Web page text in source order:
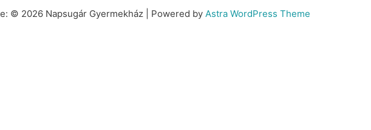
© 2026 Napsugár Gyermekház | Powered by Astra WordPress Theme